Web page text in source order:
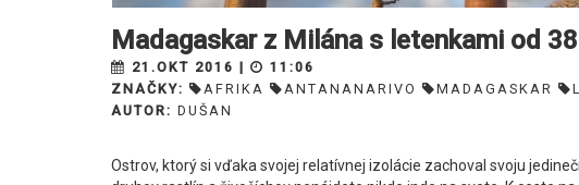
Madagaskar z Milána s letenkami od
21.OKT 2016 |
11:06
ZNAČKY:
AFRIKA ANTANANARIVO MADAGASKAR
AUTOR: DUŠAN
Ostrov, ktorý si vďaka svojej relatívnej izolácie zachoval svoju